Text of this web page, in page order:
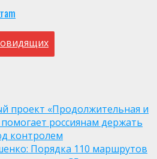
проект «Продолжительная и
россиянам держать
контролем
Порядка 110 маршрутов